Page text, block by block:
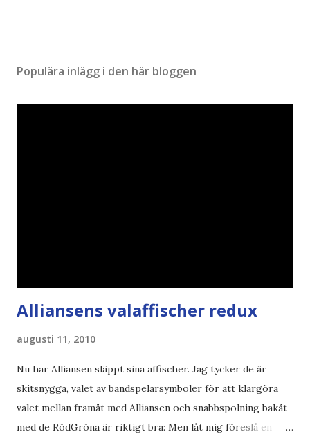
Populära inlägg i den här bloggen
Alliansens valaffischer redux
augusti 11, 2010
Nu har Alliansen släppt sina affischer. Jag tycker de är
skitsnygga, valet av bandspelarsymboler för att klargöra
valet mellan framåt med Alliansen och snabbspolning bakåt
med de RödGröna är riktigt bra: Men låt mig föreslå en